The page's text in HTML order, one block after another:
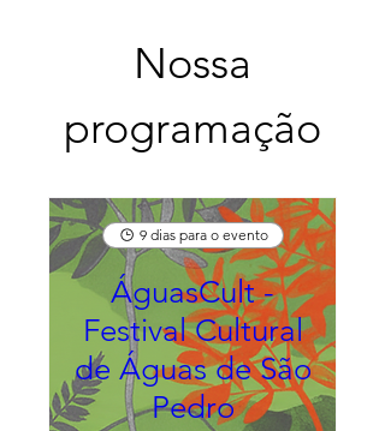
Nossa
programação
9 dias para o evento
ÁguasCult -
Festival Cultural
de Águas de São
Pedro